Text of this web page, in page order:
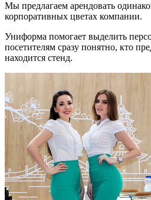
Мы предлагаем арендовать
корпоративных цветах компании.
Униформа помогает выделить
посетителям сразу понятно, кто
находится стенд.